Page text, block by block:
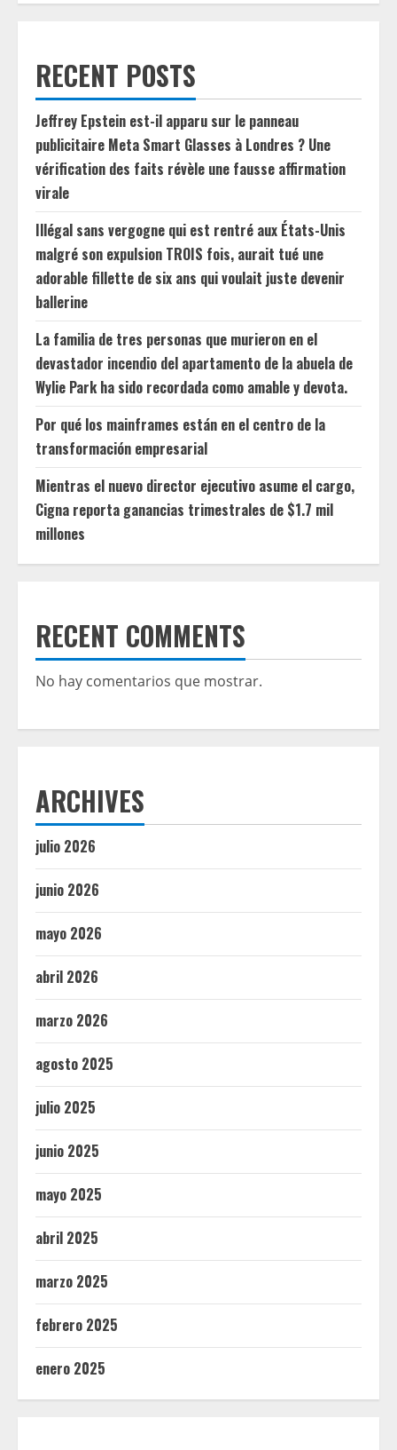
RECENT POSTS
Jeffrey Epstein est-il apparu sur le panneau
publicitaire Meta Smart Glasses à Londres ? Une
vérification des faits révèle une fausse affirmation
virale
Illégal sans vergogne qui est rentré aux États-Unis
malgré son expulsion TROIS fois, aurait tué une
adorable fillette de six ans qui voulait juste devenir
ballerine
La familia de tres personas que murieron en el
devastador incendio del apartamento de la abuela de
Wylie Park ha sido recordada como amable y devota.
Por qué los mainframes están en el centro de la
transformación empresarial
Mientras el nuevo director ejecutivo asume el cargo,
Cigna reporta ganancias trimestrales de $1.7 mil
millones
RECENT COMMENTS
No hay comentarios que mostrar.
ARCHIVES
julio 2026
junio 2026
mayo 2026
abril 2026
marzo 2026
agosto 2025
julio 2025
junio 2025
mayo 2025
abril 2025
marzo 2025
febrero 2025
enero 2025